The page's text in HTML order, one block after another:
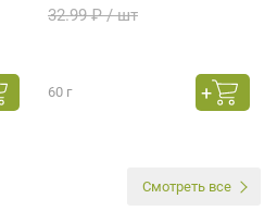
32.99 ₽ / шт
60 г
Смотреть все